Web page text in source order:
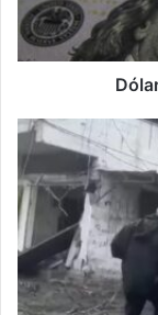
5,05
70%
do
norte
de
Gaza
está
beira